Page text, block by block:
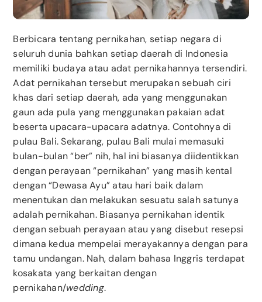
Berbicara tentang pernikahan, setiap negara di
seluruh dunia bahkan setiap daerah di Indonesia
memiliki budaya atau adat pernikahannya tersendiri.
Adat pernikahan tersebut merupakan sebuah ciri
khas dari setiap daerah, ada yang menggunakan
gaun ada pula yang menggunakan pakaian adat
beserta upacara-upacara adatnya. Contohnya di
pulau Bali. Sekarang, pulau Bali mulai memasuki
bulan-bulan “ber” nih, hal ini biasanya diidentikkan
dengan perayaan “pernikahan” yang masih kental
dengan “Dewasa Ayu” atau hari baik dalam
menentukan dan melakukan sesuatu salah satunya
adalah pernikahan. Biasanya pernikahan identik
dengan sebuah perayaan atau yang disebut resepsi
dimana kedua mempelai merayakannya dengan para
tamu undangan. Nah, dalam bahasa Inggris terdapat
kosakata yang berkaitan dengan
pernikahan/wedding.